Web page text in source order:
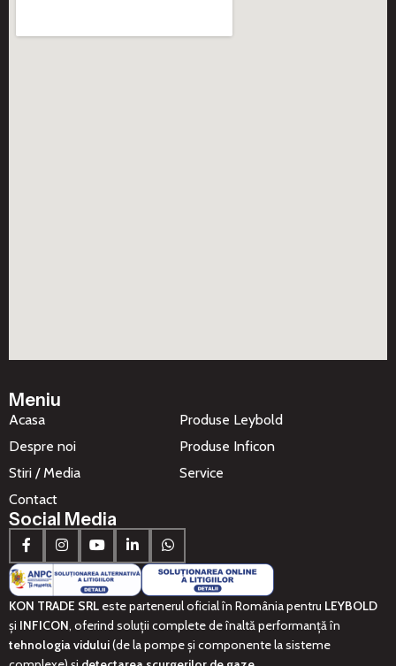
Meniu
Acasa
Despre noi
Stiri / Media
Contact
Produse Leybold
Produse Inficon
Service
Social Media
KON TRADE SRL este partenerul oficial în România pentru LEYBOLD
și INFICON, oferind soluții complete de înaltă performanță în
tehnologia vidului(de la pompe și componente la sisteme